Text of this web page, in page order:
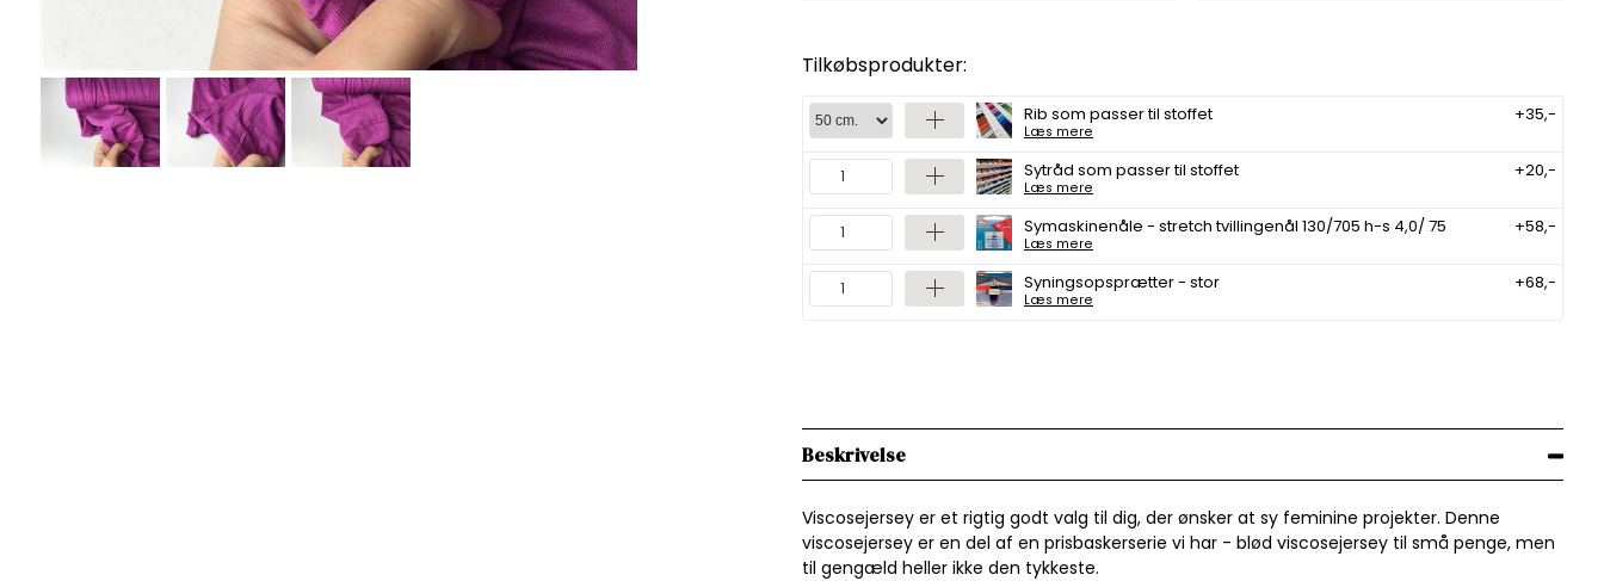
Tilkøbsprodukter:
Rib som passer til stoffet
Læs mere
+35,-
Sytråd som passer til stoffet
Læs mere
+20,-
Symaskinenåle - stretch tvillingenål 130/705 h-s 4,0/ 75
Læs mere
+58,-
Syningsopsprætter - stor
Læs mere
+68,-
Beskrivelse
Viscosejersey er et rigtig godt valg til dig, der ønsker at sy feminine projekter. Denne
viscosejersey er en del af en prisbaskerserie vi har - blød viscosejersey til små penge, men
til gengæld heller ikke den tykkeste.